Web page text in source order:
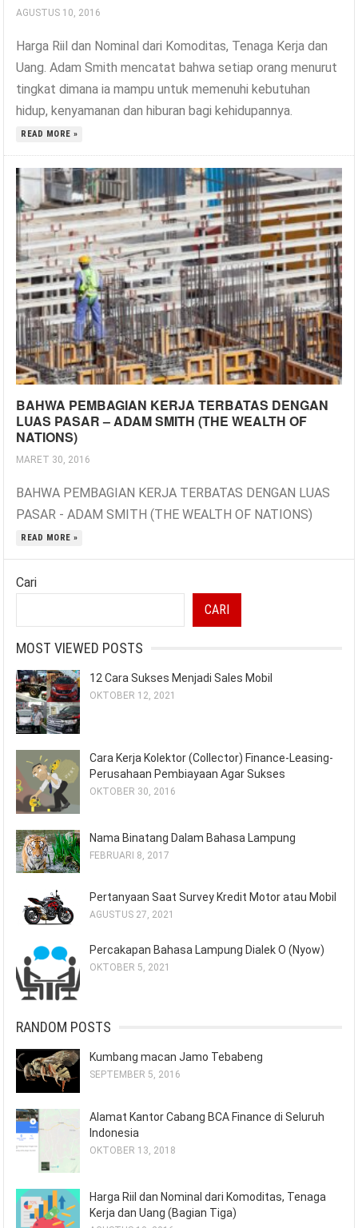
AGUSTUS 10, 2016
Harga Riil dan Nominal dari Komoditas, Tenaga Kerja dan
Uang. Adam Smith mencatat bahwa setiap orang menurut
tingkat dimana ia mampu untuk memenuhi kebutuhan
hidup, kenyamanan dan hiburan bagi kehidupannya.
READ MORE »
BAHWA PEMBAGIAN KERJA TERBATAS DENGAN
LUAS PASAR – ADAM SMITH (THE WEALTH OF
NATIONS)
MARET 30, 2016
BAHWA PEMBAGIAN KERJA TERBATAS DENGAN LUAS
PASAR - ADAM SMITH (THE WEALTH OF NATIONS)
READ MORE »
Cari
CARI
MOST VIEWED POSTS
12 Cara Sukses Menjadi Sales Mobil
OKTOBER 12, 2021
Cara Kerja Kolektor (Collector) Finance-Leasing-
Perusahaan Pembiayaan Agar Sukses
OKTOBER 30, 2016
Nama Binatang Dalam Bahasa Lampung
FEBRUARI 8, 2017
Pertanyaan Saat Survey Kredit Motor atau Mobil
AGUSTUS 27, 2021
Percakapan Bahasa Lampung Dialek O (Nyow)
OKTOBER 5, 2021
RANDOM POSTS
Kumbang macan Jamo Tebabeng
SEPTEMBER 5, 2016
Alamat Kantor Cabang BCA Finance di Seluruh
Indonesia
OKTOBER 13, 2018
Harga Riil dan Nominal dari Komoditas, Tenaga
Kerja dan Uang (Bagian Tiga)